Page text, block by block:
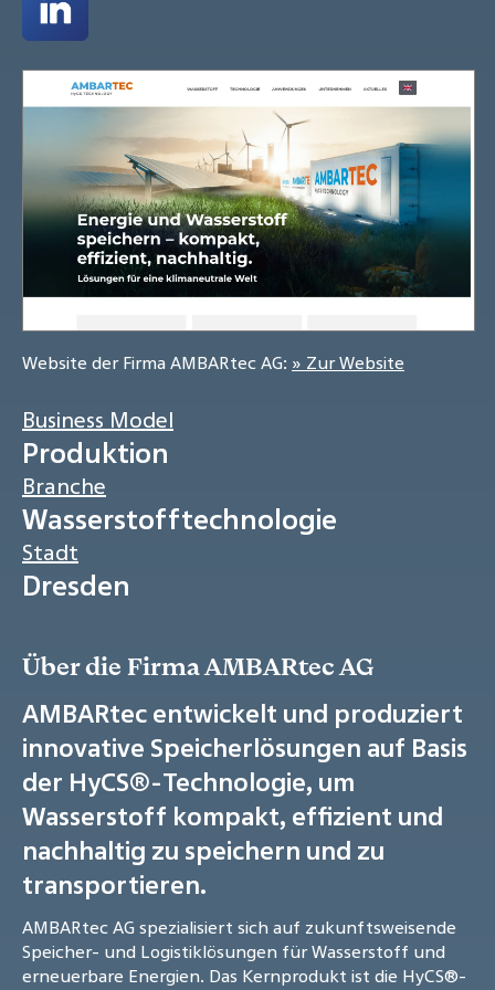
Website der Firma AMBARtec AG: » Zur Website
Business Model
Produktion
Branche
Wasserstofftechnologie
Stadt
Dresden
Über die Firma AMBARtec AG
AMBARtec entwickelt und produziert
innovative Speicherlösungen auf Basis
der HyCS®-Technologie, um
Wasserstoff kompakt, effizient und
nachhaltig zu speichern und zu
transportieren.
AMBARtec AG spezialisiert sich auf zukunftsweisende
Speicher- und Logistiklösungen für Wasserstoff und
erneuerbare Energien. Das Kernprodukt ist die HyCS®-